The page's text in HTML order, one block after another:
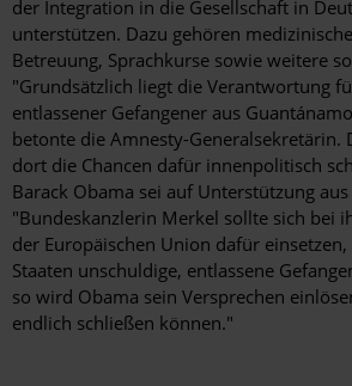
der Integration in die Gesellschaft in
unterstützen. Dazu gehören
Betreuung, Sprachkurse sowie weitere
"Grundsätzlich liegt die Verantwortung
entlassener Gefangener aus
betonte die Amnesty-Generalsekretärin.
dort die Chancen dafür innenpolitisch
Barack Obama sei auf Unterstützung
"Bundeskanz­lerin Merkel sollte sich bei
der Europäischen Union dafür einsetzen,
Staaten unschuldige, entlassene
so wird Obama sein Versprechen
endlich schließen können."